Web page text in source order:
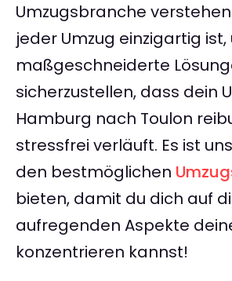
Umzugsbranche
jeder Umzug einzigartig
maßgeschneiderte
sicherzustellen, dass dein
Hamburg nach Toulon
stressfrei verläuft. Es ist
den bestmöglichen
bieten, damit du dich auf
aufregenden Aspekte
konzentrieren kannst!